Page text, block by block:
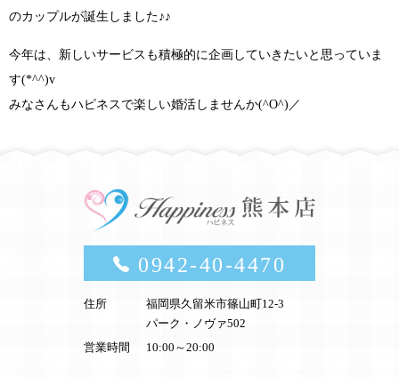
のカップルが誕生 しました♪♪
今年は、 新しいサービス も積極的に企画していきたいと思っていま
す(*^^)v
みなさんもハピネスで楽しい婚活 しませんか(^O^)／
0942-40-4470
住所
福岡県久留米市篠山町12-3
パーク・ノヴァ502
営業時間
10:00～20:00